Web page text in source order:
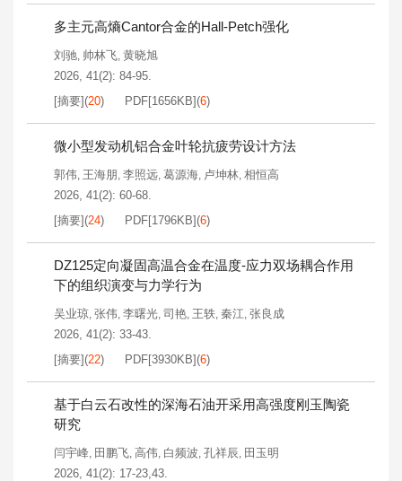
多主元高熵Cantor合金的Hall-Petch强化
刘驰, 帅林飞, 黄晓旭
2026, 41(2): 84-95.
[摘要](20) PDF[1656KB](6)
微小型发动机铝合金叶轮抗疲劳设计方法
郭伟, 王海朋 , 李照远, 葛源海, 卢坤林, 相恒高
2026, 41(2): 60-68.
[摘要](24) PDF[1796KB](6)
DZ125定向凝固高温合金在温度-应力双场耦合作用
下的组织演变与力学行为
吴业琼, 张伟, 李曙光, 司艳, 王轶, 秦江, 张良成
2026, 41(2): 33-43.
[摘要](22) PDF[3930KB](6)
基于白云石改性的深海石油开采用高强度刚玉陶瓷
研究
闫宇峰, 田鹏飞, 高伟, 白频波, 孔祥辰, 田玉明
2026, 41(2): 17-23,43.